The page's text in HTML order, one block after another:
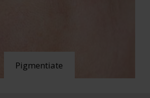
Pigmentiate